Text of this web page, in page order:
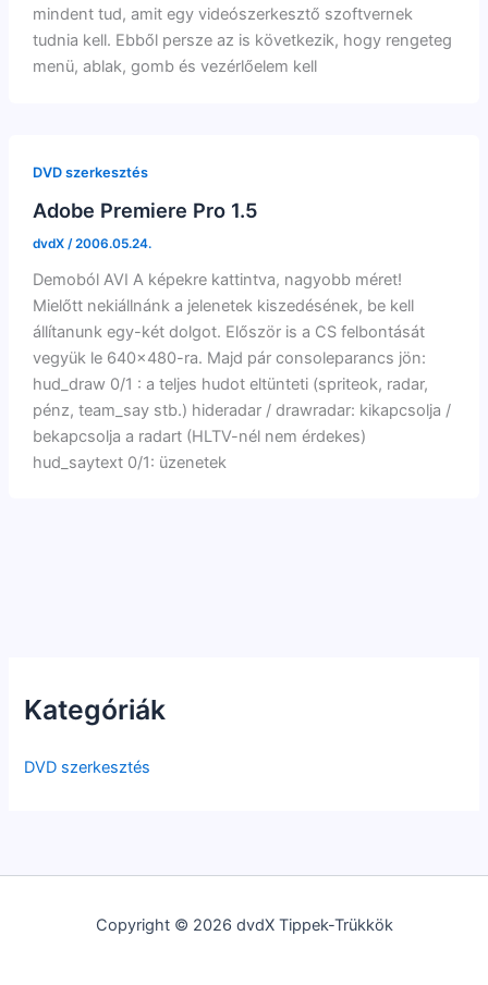
Kategóriák
DVD szerkesztés
mindent tud, amit egy videószerkesztő szoftvernek
tudnia kell. Ebből persze az is következik, hogy rengeteg
menü, ablak, gomb és vezérlőelem kell
DVD szerkesztés
Adobe Premiere Pro 1.5
dvdX /2006.05.24.
Demoból AVI A képekre kattintva, nagyobb méret!
Mielőtt nekiállnánk a jelenetek kiszedésének, be kell
állítanunk egy-két dolgot. Először is a CS felbontását
vegyük le 640×480-ra. Majd pár consoleparancs jön:
hud_draw 0/1 : a teljes hudot eltünteti (spriteok, radar,
pénz, team_say stb.) hideradar / drawradar: kikapcsolja /
bekapcsolja a radart (HLTV-nél nem érdekes)
hud_saytext 0/1: üzenetek
Copyright © 2026 dvdX Tippek-Trükkök